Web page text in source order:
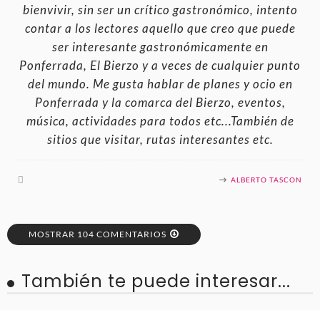
bienvivir, sin ser un crítico gastronómico, intento
contar a los lectores aquello que creo que puede
ser interesante gastronómicamente en
Ponferrada, El Bierzo y a veces de cualquier punto
del mundo. Me gusta hablar de planes y ocio en
Ponferrada y la comarca del Bierzo, eventos,
música, actividades para todos etc...También de
sitios que visitar, rutas interesantes etc.
ALBERTO TASCON
MOSTRAR 104 COMENTARIOS
También te puede interesar...